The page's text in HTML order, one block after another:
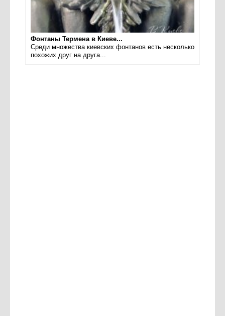
Фонтаны Термена в Киеве...
Среди множества киевских фонтанов есть несколько
похожих друг на друга...